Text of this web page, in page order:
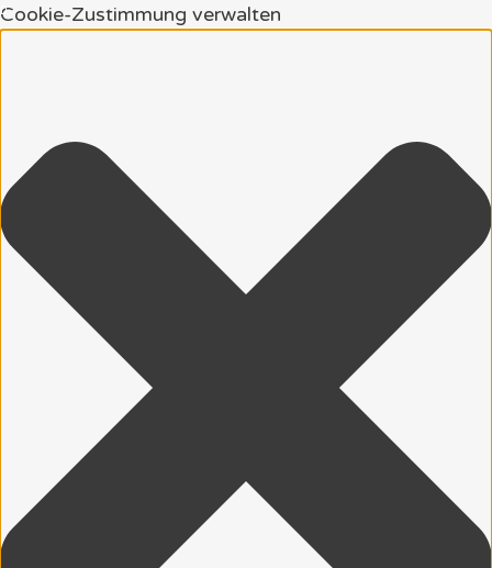
Cookie-Zustimmung verwalten